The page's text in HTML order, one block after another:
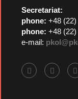
Secretariat:
phone: +48
phone: +48 (22)
e-mail: